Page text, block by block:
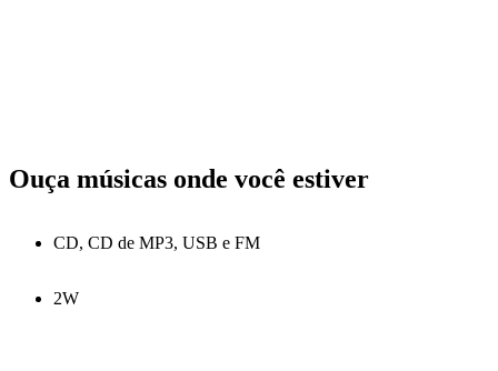
Ouça músicas onde você estiver
CD, CD de MP3, USB e FM
2W